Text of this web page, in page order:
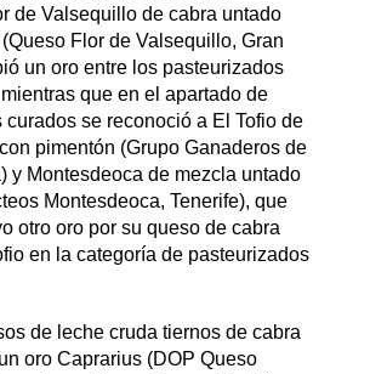
de Valsequillo de cabra untado
Flor de Valsequillo, Gran
un oro entre los pasteurizados
que en el apartado de
curados se reconoció a El Tofio de
pimentón (Grupo Ganaderos de
y Montesdeoca de mezcla untado
Montesdeoca, Tenerife), que
otro oro por su queso de cabra
en la categoría de pasteurizados
de leche cruda tiernos de cabra
oro Caprarius (DOP Queso